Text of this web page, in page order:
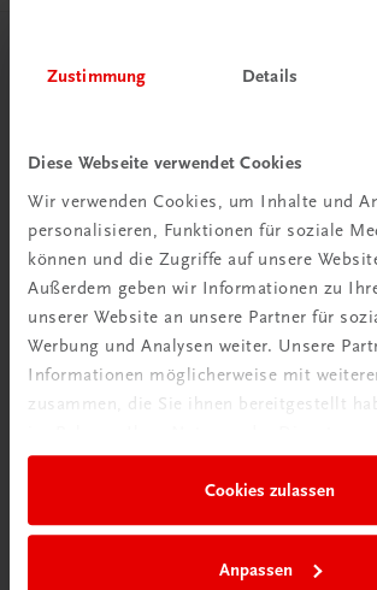
Zustimmung Details
Diese Webseite verwendet Cookies
Wir verwenden Cookies, um Inhalte und
personalisieren, Funktionen für soziale
können und die Zugriffe auf unsere
Außerdem geben wir Informationen zu
unserer Website an unsere Partner für
Werbung und Analysen weiter. Unsere
Informationen möglicherweise mit
zusammen, die Sie ihnen bereitgestellt
Cookies zulassen
Anpassen
Herzlich willkommen bei
Wir über uns
Familienunternehmen mit 80
Mitarbeitern, die eines verbindet:
Produkte.
mehr erfahren
Wir sind gerne für Sie
TRAUNER Verlag + Buchservice